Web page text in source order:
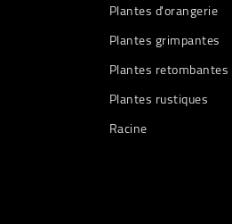
Plantes d'orangerie
Plantes grimpantes
Plantes retombantes
Plantes rustiques
Racine